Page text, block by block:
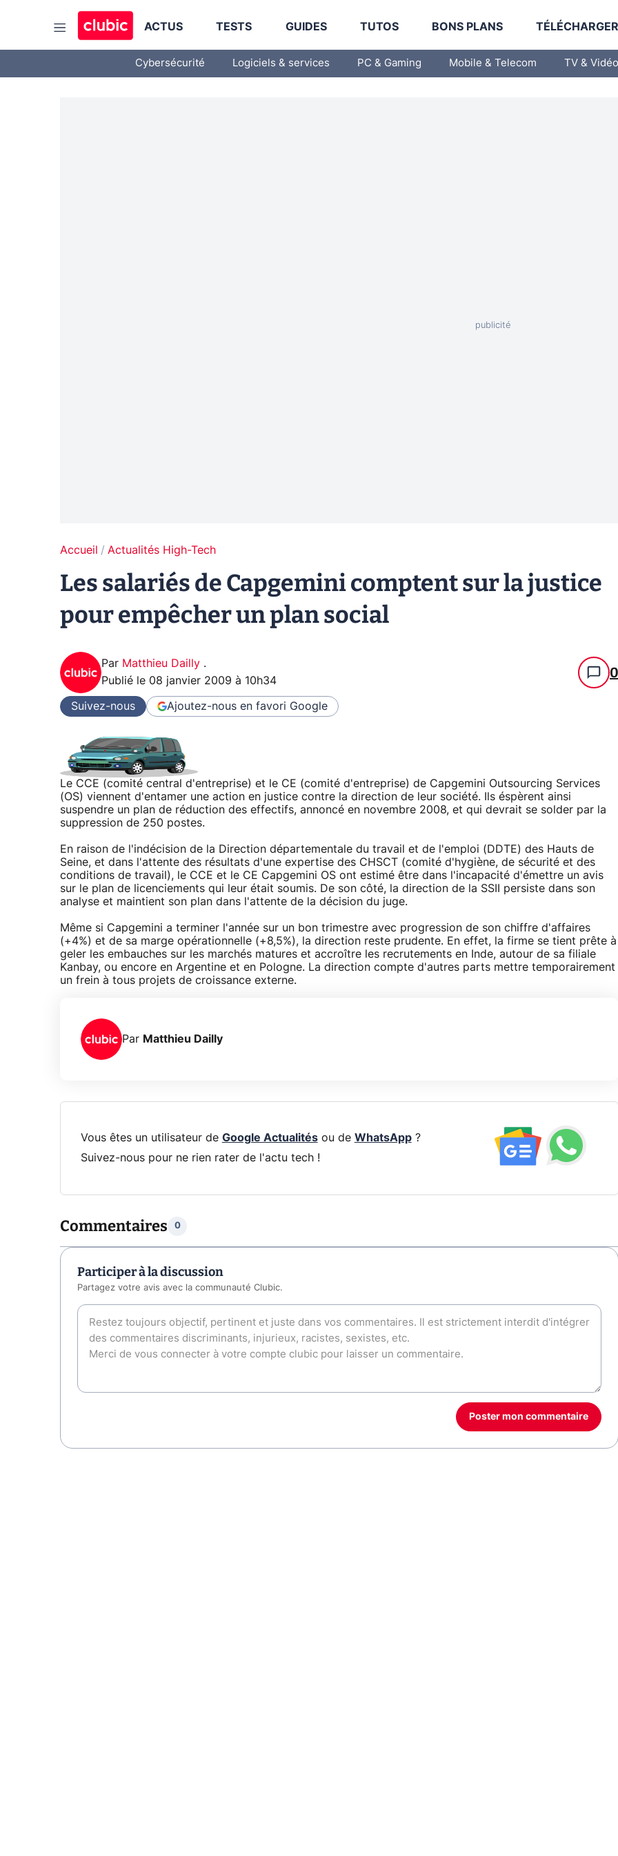
ACTUS TESTS GUIDES TUTOS BONS PLANS
Cybersécurité Logiciels & services PC & Gaming Mobile & Telecom TV & Vidéo
Accueil Actualités High-Tech
Les salariés de Capgemini comptent sur la justice
pour empêcher un plan social
Par Matthieu Dailly .
Publié le 08 janvier 2009 à 10h34 0
Suivez-nous Ajoutez-nous en favori Google
Le CCE (comité central d'entreprise) et le CE (comité d'entreprise) de Capgemini Outsourcing Services
(OS) viennent d'entamer une action en justice contre la direction de leur société. Ils éspèrent ainsi
suspendre un plan de réduction des effectifs, annoncé en novembre 2008, et qui devrait se solder par la
suppression de 250 postes.
En raison de l'indécision de la Direction départementale du travail et de l'emploi (DDTE) des Hauts de
Seine, et dans l'attente des résultats d'une expertise des CHSCT (comité d'hygiène, de sécurité et des
conditions de travail), le CCE et le CE Capgemini OS ont estimé être dans l'incapacité d'émettre un avis
sur le plan de licenciements qui leur était soumis. De son côté, la direction de la SSII persiste dans son
analyse et maintient son plan dans l'attente de la décision du juge.
Même si Capgemini a terminer l'année sur un bon trimestre avec progression de son chiffre d'affaires
(+4%) et de sa marge opérationnelle (+8,5%), la direction reste prudente. En effet, la firme se tient prête à
geler les embauches sur les marchés matures et accroître les recrutements en Inde, autour de sa filiale
Kanbay, ou encore en Argentine et en Pologne. La direction compte d'autres parts mettre temporairement
un frein à tous projets de croissance externe.
Par Matthieu Dailly
Vous êtes un utilisateur de Google Actualitésou de WhatsApp?
Suivez-nous pour ne rien rater de l'actu tech !
Commentaires 0
Participer à la discussion
Partagez votre avis avec la communauté Clubic.
Poster mon commentaire